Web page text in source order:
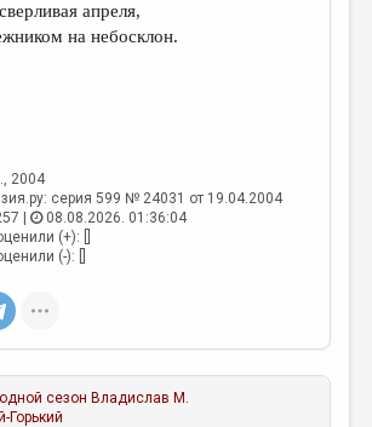
апреля,
на небосклон.
, 2004
серия 599 № 24031 от 19.04.2004
|
08.08.2026. 01:36:04
(+): []
(-): []
сезон Владислав М.
Горький